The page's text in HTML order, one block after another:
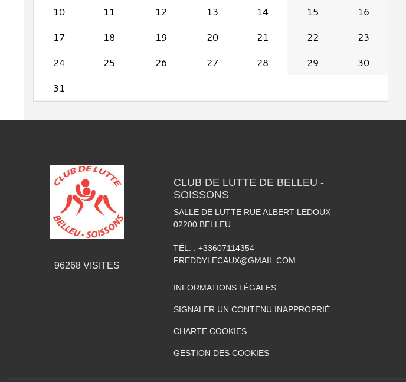
10
11 12 13 14 15
16
17
18 19 20 21 22
23
24
25 26 27 28 29
30
31
96268VISITES
CLUB DE LUTTE DE BELLEU -
SOISSONS
SALLE DE LUTTE RUE ALBERT LEDOUX
02200 BELLEU
TÉL. : +33607114354
FREDDYLECAUX@GMAIL.COM
INFORMATIONS LÉGALES
SIGNALER UN CONTENU INAPPROPRIÉ
CHARTE COOKIES
GESTION DES COOKIES